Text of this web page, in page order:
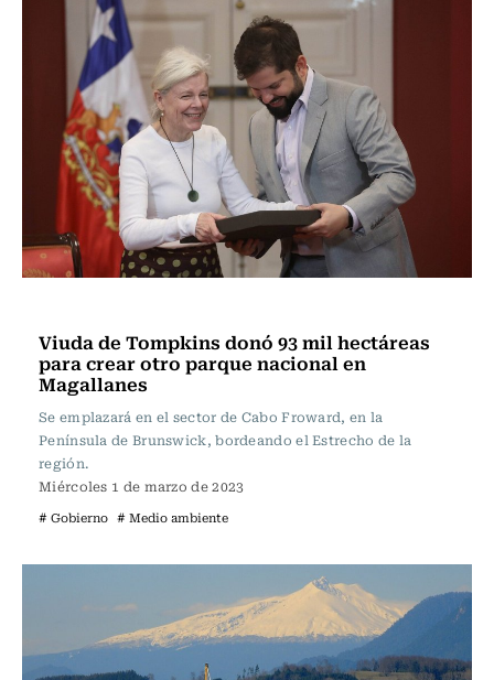
Viuda de Tompkins donó 93 mil hectáreas
para crear otro parque nacional en
Magallanes
Se emplazará en el sector de Cabo Froward, en la
Península de Brunswick, bordeando el Estrecho de la
región.
Miércoles 1 de marzo de 2023
# Gobierno # Medio ambiente